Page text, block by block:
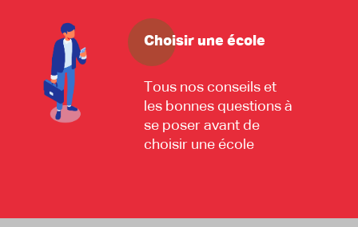
Choisir une école
Tous nos conseils et
les bonnes questions à
se poser avant de
choisir une école